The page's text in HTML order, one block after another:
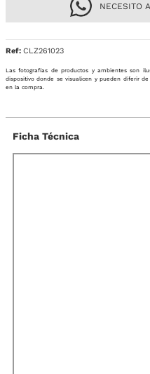
NECESITO
Ref: CLZ261023
Las fotografías de productos y ambientes son
dispositivo donde se visualicen y pueden diferir
en la compra.
Ficha Técnica